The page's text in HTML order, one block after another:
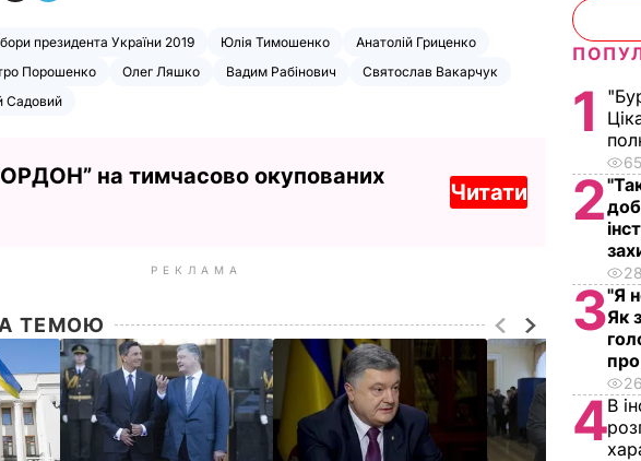
президента України 2019 Юлія Тимошенко
Анатолій Гриценко
Порошенко Олег Ляшко Вадим Рабінович
Святослав Вакарчук
Садовий
на тимчасово окупованих
Читати
РЕКЛАМА
ТЕМОЮ
1
2
3"Я
Як
4В